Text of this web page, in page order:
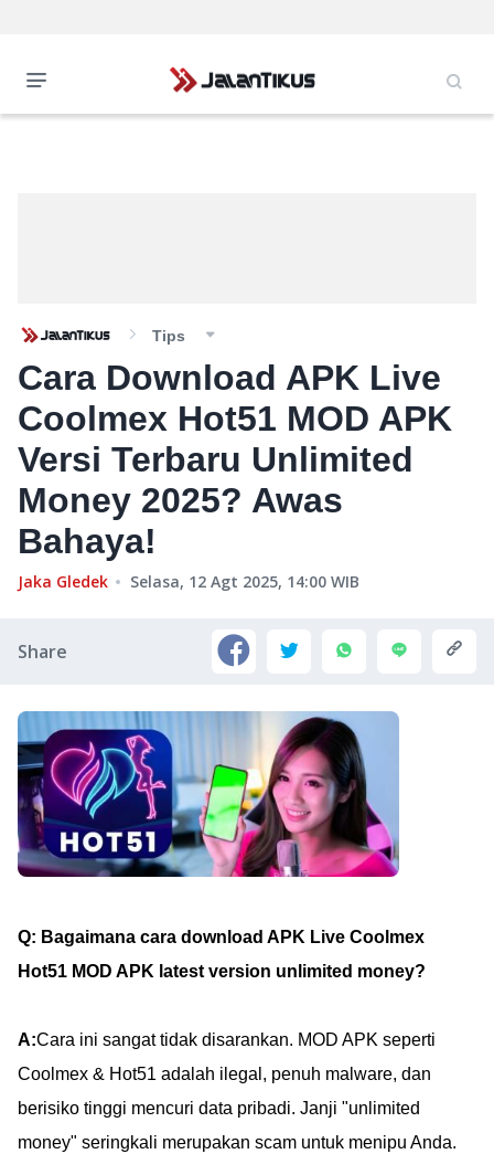
Tips
Cara Download APK Live
Coolmex Hot51 MOD APK
Versi Terbaru Unlimited
Money 2025? Awas
Bahaya!
Jaka Gledek Selasa, 12 Agt 2025, 14:00 WIB
Share
Q: Bagaimana cara download APK Live Coolmex
Hot51 MOD APK latest version unlimited money?
A:Cara ini sangat tidak disarankan. MOD APK seperti
Coolmex & Hot51 adalah ilegal, penuh malware, dan
berisiko tinggi mencuri data pribadi. Janji "unlimited
money" seringkali merupakan scam untuk menipu Anda.